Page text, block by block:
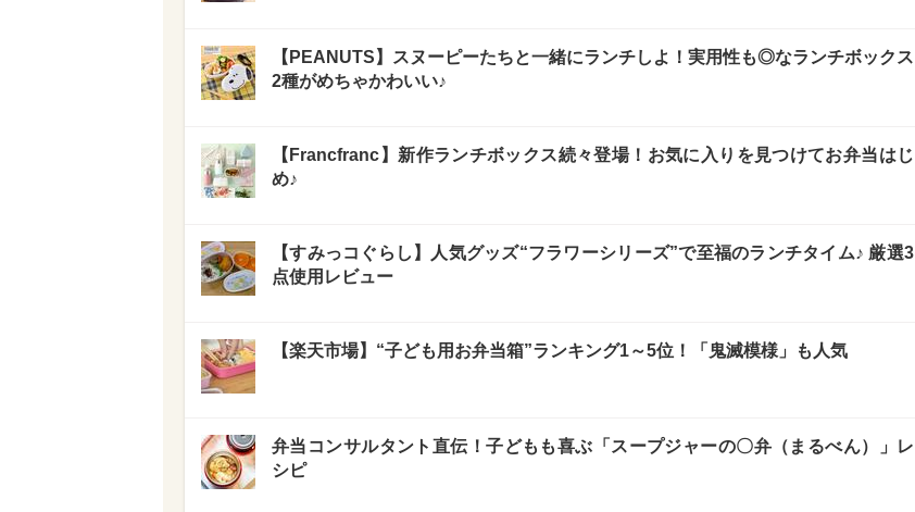
【PEANUTS】スヌーピーたちと一緒にランチしよ！実用性も◎なランチボックス
2種がめちゃかわいい♪
【Francfranc】新作ランチボックス続々登場！お気に入りを見つけてお弁当はじ
め♪
【すみっコぐらし】人気グッズ“フラワーシリーズ”で至福のランチタイム♪ 厳選3
点使用レビュー
【楽天市場】“子ども用お弁当箱”ランキング1～5位！「鬼滅模様」も人気
弁当コンサルタント直伝！子どもも喜ぶ「スープジャーの〇弁（まるべん）」レ
シピ